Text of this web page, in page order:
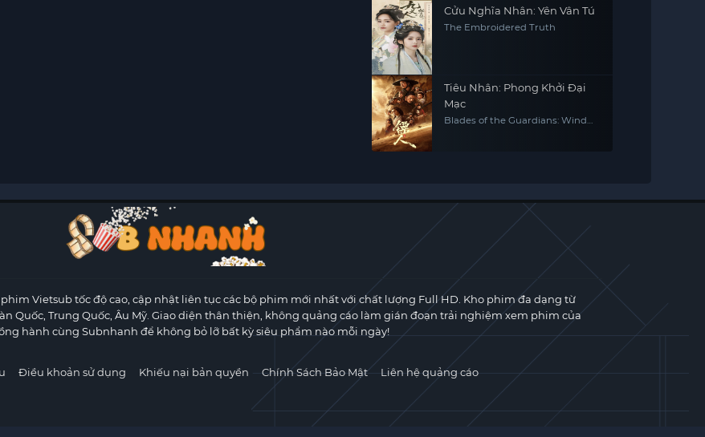
Cửu Nghĩa Nhân: Yên Vân Tú
The Embroidered Truth
Tiêu Nhân: Phong Khởi Đại
Mạc
Blades of the Guardians: Wind
Vietsub tốc độ cao, cập nhật liên tục các bộ phim mới nhất với chất lượng Full HD. Kho phim đa dạng từ
Quốc, Trung Quốc, Âu Mỹ. Giao diện thân thiện, không quảng cáo làm gián đoạn trải nghiệm xem phim của
hành cùng Subnhanh để không bỏ lỡ bất kỳ siêu phẩm nào mỗi ngày!
Điều khoản sử dụng Khiếu nại bản quyền Chính Sách Bảo Mật Liên hệ quảng cáo